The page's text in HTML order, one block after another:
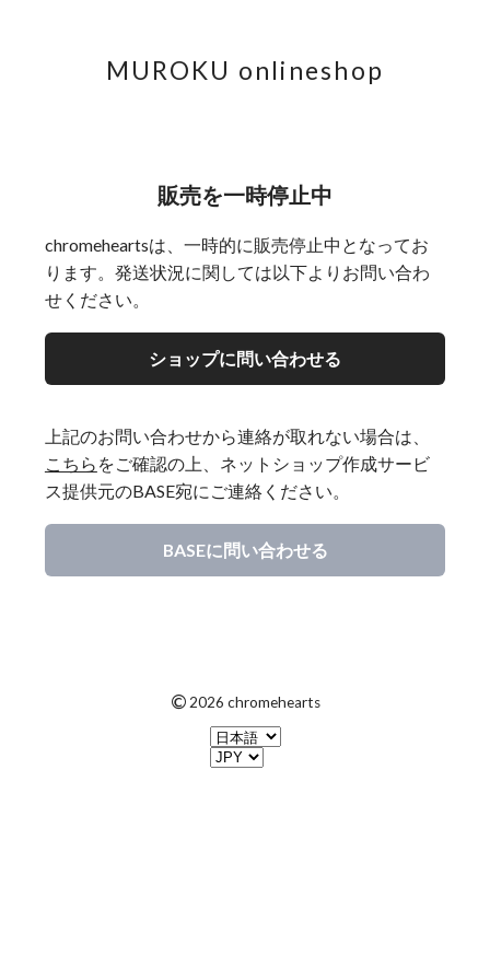
MUROKU onlineshop
販売を一時停止中
chromeheartsは、一時的に販売停止中となってお
ります。発送状況に関しては以下よりお問い合わ
せください。
ショップに問い合わせる
上記のお問い合わせから連絡が取れない場合は、
こちら をご確認の上、ネットショップ作成サービ
ス提供元のBASE宛にご連絡ください。
BASEに問い合わせる
© 2026 chromehearts